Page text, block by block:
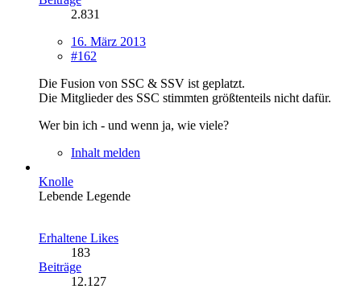
2.831
16. März 2013
#162
Die Fusion von SSC & SSV ist geplatzt.
Die Mitglieder des SSC stimmten größtenteils nicht dafür.
Wer bin ich - und wenn ja, wie viele?
Inhalt melden
Knolle
Lebende Legende
Erhaltene Likes
183
Beiträge
12.127